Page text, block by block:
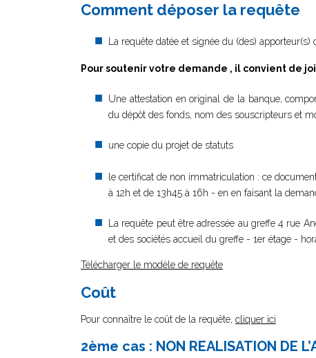
Comment déposer la requête
La requête datée et signée du (des)
Pour soutenir votre demande , il convient de
Une attestation en original de la banque,
du dépôt des fonds, nom des souscripteurs et
une copie du projet de statuts
le certificat de non immatriculation : ce
à 12h et de 13h45 à 16h - en en faisant la
La requête peut être adressée au greffe 4 rue
et des sociétés accueil du greffe - 1er étage -
Télécharger le modèle de requête
Coût
Pour connaître le coût de la requête, cliquer ici
2ème cas : NON REALISATION DE